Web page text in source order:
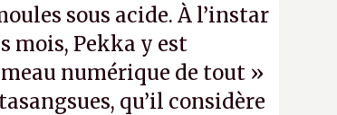
sous acide. À l’instar
mois, Pekka y est
numérique de tout »
qu’il considère